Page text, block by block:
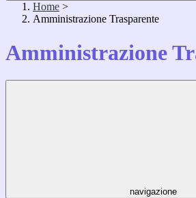
Home >
Amministrazione Trasparente
Amministrazione
navigazione